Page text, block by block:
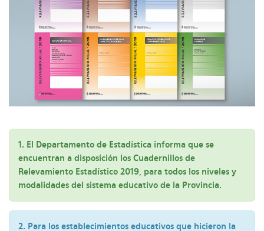
1. El Departamento de Estadística informa que se
encuentran a disposición los Cuadernillos de
Relevamiento Estadístico 2019, para todos los niveles y
modalidades del sistema educativo de la Provincia.
2. Para los establecimientos educativos que hicieron la